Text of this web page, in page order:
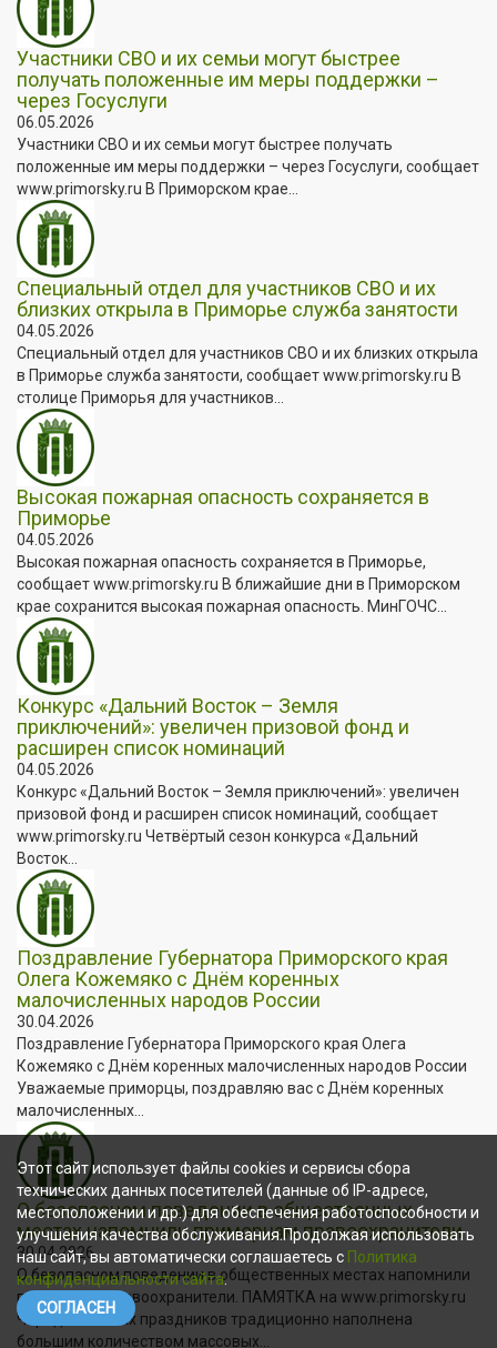
Участники СВО и их семьи могут быстрее
получать положенные им меры поддержки –
через Госуслуги
06.05.2026
Участники СВО и их семьи могут быстрее получать
положенные им меры поддержки – через Госуслуги, сообщает
www.primorsky.ru В Приморском крае...
Специальный отдел для участников СВО и их
близких открыла в Приморье служба занятости
04.05.2026
Специальный отдел для участников СВО и их близких открыла
в Приморье служба занятости, сообщает www.primorsky.ru В
столице Приморья для участников...
Высокая пожарная опасность сохраняется в
Приморье
04.05.2026
Высокая пожарная опасность сохраняется в Приморье,
сообщает www.primorsky.ru В ближайшие дни в Приморском
крае сохранится высокая пожарная опасность. МинГОЧС...
Конкурс «Дальний Восток – Земля
приключений»: увеличен призовой фонд и
расширен список номинаций
04.05.2026
Конкурс «Дальний Восток – Земля приключений»: увеличен
призовой фонд и расширен список номинаций, сообщает
www.primorsky.ru Четвёртый сезон конкурса «Дальний
Восток...
Поздравление Губернатора Приморского края
Олега Кожемяко с Днём коренных
малочисленных народов России
30.04.2026
Поздравление Губернатора Приморского края Олега
Кожемяко с Днём коренных малочисленных народов России
Уважаемые приморцы, поздравляю вас с Днём коренных
малочисленных...
О безопасном поведении в общественных
местах напомнили приморцам правоохранители
30.04.2026
О безопасном поведении в общественных местах напомнили
приморцам правоохранители. ПАМЯТКА на www.primorsky.ru
Череда майских праздников традиционно наполнена
большим количеством массовых...
Этот сайт использует файлы cookies и сервисы сбора
технических данных посетителей (данные об IP-адресе,
местоположении и др.) для обеспечения работоспособности и
улучшения качества обслуживания.Продолжая использовать
наш сайт, вы автоматически соглашаетесь с Политика
конфиденциальности сайта.
СОГЛАСЕН